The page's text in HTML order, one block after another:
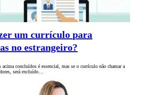
um currículo para
no estrangeiro?
acima concluídos é essencial, mas se o currículo não chamar a
será excluído…